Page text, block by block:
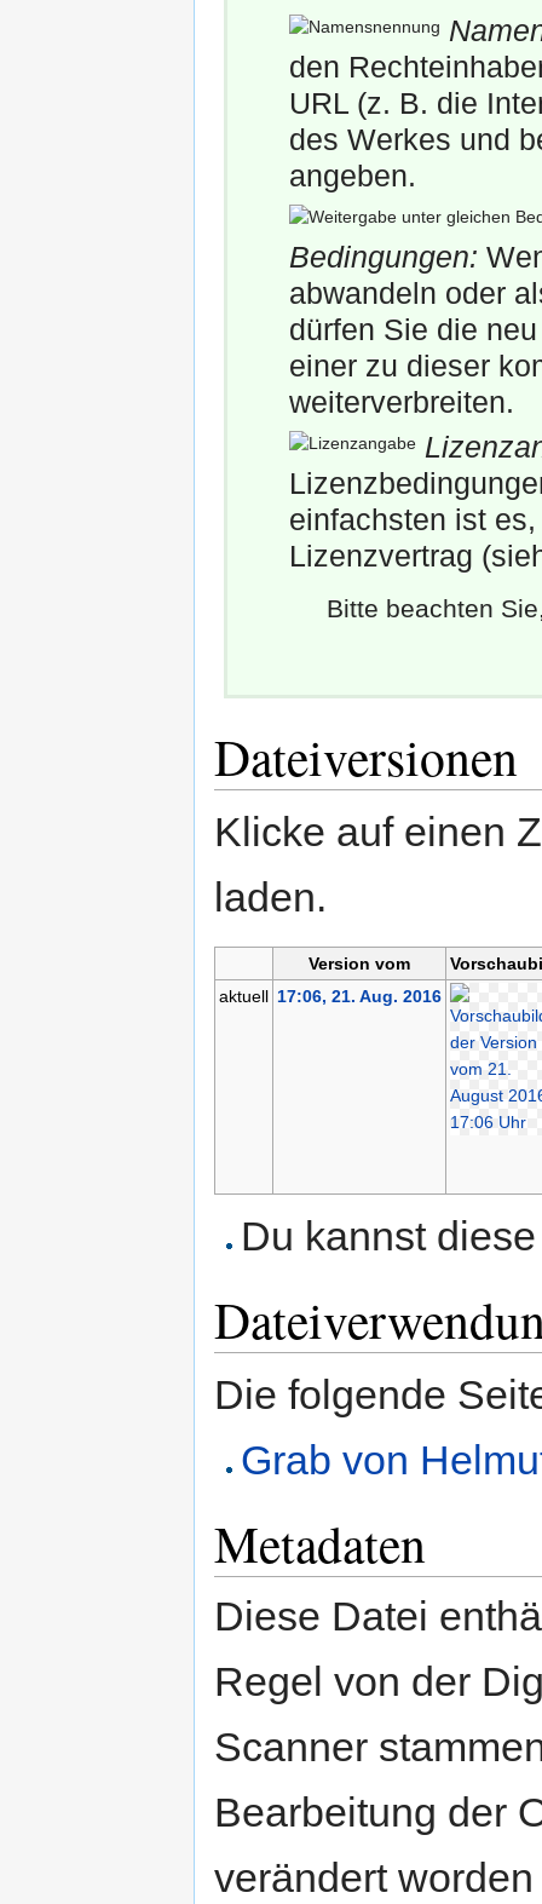
den
URL (z. B. die
des Werkes und
angeben.
Bedingungen:
abwandeln oder
dürfen Sie die
einer zu dieser
weiterverbreiten.
einfachsten ist
Lizenzvertrag
Bitte beachten
Dateiversionen
Klicke auf einen
laden.
Version vom
aktuell 17:06, 21. Aug. 2016
Du kannst
Die folgende
Grab von
Metadaten
Diese Datei
Regel von der
Scanner
Bearbeitung der
verändert